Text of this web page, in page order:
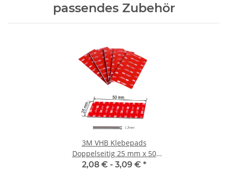
passendes Zubehör
3M VHB Klebepads
Doppelseitig 25 mm x 50
mm zur Befestigung von
2,08 € - 3,09 € *